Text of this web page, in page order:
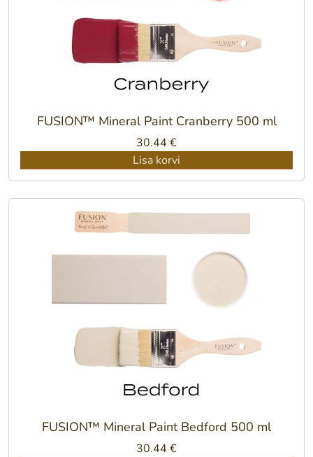
FUSION™ Mineral Paint Cranberry 500 ml
30.44 €
Lisa korvi
FUSION™ Mineral Paint Bedford 500 ml
30.44 €